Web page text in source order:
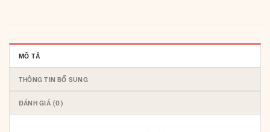
MÔ TẢ
THÔNG TIN BỔ SUNG
ĐÁNH GIÁ (0)